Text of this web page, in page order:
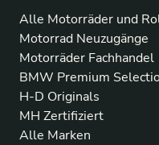
Alle Motorräder und
Motorrad Neuzugänge
Motorräder Fachhandel
BMW Premium
H-D Originals
MH Zertifiziert
Alle Marken